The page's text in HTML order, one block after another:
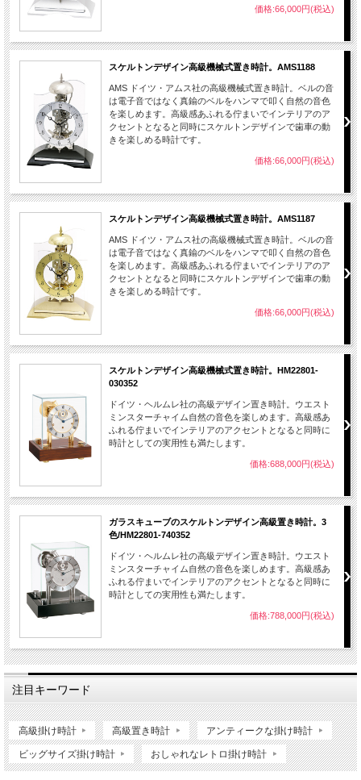
価格:66,000円(税込)
スケルトンデザイン高級機械式置き時計。AMS1188
AMS ドイツ・アムス社の高級機械式置き時計。ベルの音
は電子音ではなく真鍮のベルをハンマで叩く自然の音色
を楽しめます。高級感あふれる佇まいでインテリアのア
クセントとなると同時にスケルトンデザインで歯車の動
きを楽しめる時計です。
価格:66,000円(税込)
スケルトンデザイン高級機械式置き時計。AMS1187
AMS ドイツ・アムス社の高級機械式置き時計。ベルの音
は電子音ではなく真鍮のベルをハンマで叩く自然の音色
を楽しめます。高級感あふれる佇まいでインテリアのア
クセントとなると同時にスケルトンデザインで歯車の動
きを楽しめる時計です。
価格:66,000円(税込)
スケルトンデザイン高級機械式置き時計。HM22801-
030352
ドイツ・ヘルムレ社の高級デザイン置き時計。ウエスト
ミンスターチャイム自然の音色を楽しめます。高級感あ
ふれる佇まいでインテリアのアクセントとなると同時に
時計としての実用性も満たします。
価格:688,000円(税込)
ガラスキューブのスケルトンデザイン高級置き時計。3
色/HM22801-740352
ドイツ・ヘルムレ社の高級デザイン置き時計。ウエスト
ミンスターチャイム自然の音色を楽しめます。高級感あ
ふれる佇まいでインテリアのアクセントとなると同時に
時計としての実用性も満たします。
価格:788,000円(税込)
注目キーワード
高級掛け時計 高級置き時計 アンティークな掛け時計
ビッグサイズ掛け時計 おしゃれなレトロ掛け時計